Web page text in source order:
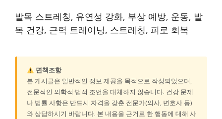
발목 스트레칭, 유연성 강화, 부상 예방, 운동, 발
목 건강, 근력 트레이닝, 스트레칭, 피로 회복
면책조항
본 게시글은 일반적인 정보 제공을 목적으로 작성되었으며,
전문적인 의학적·법적 조언을 대체하지 않습니다. 건강 문제
나 법률 사항은 반드시 자격을 갖춘 전문가(의사, 변호사 등)
와 상담하시기 바랍니다. 본 내용을 근거로 한 행동에 대해 사